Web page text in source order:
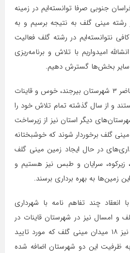
جنوبی صرفا توانسته‌ایم در زمینه
رشته مینی گلف به نتیجه برسیم و به
نتوانسته‌ایم در رشته گلف فعالیت
امیدواریم با تلاش و برنامه‌ریزی
سایر بخش‌ها گسترش دهیم.
محمودی افزود: در حال حاضر ۳ شهرستان بیرجند، خوس و قاینات
و از سال گذشته تمام تلاش خود را
دیگر استان نیز از زیرساخت
گلف برخوردار شوند که خوشبختانه
در حال ایجاد زمین مینی گلف
زیرکوه، سرایان و طبس نیز هستیم و
زمین‌ها به بهره برداری برسند.
چند تفاهم نامه با شهرداری
گلف و امسال نیز در شهرستان قاینات در
پارک غدیر این شهرستان نیز ۱۸ میدان مینی گلف که مورد تایید
ظرفیت این دو شهرستان اضافه شده